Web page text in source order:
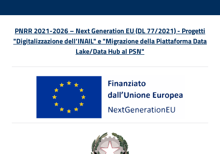
PNRR 2021-2026 – Next Generation EU (DL 77/2021) - Progetti
"Digitalizzazione dell’INAIL" e "Migrazione della Piattaforma Data
Lake/Data Hub al PSN"